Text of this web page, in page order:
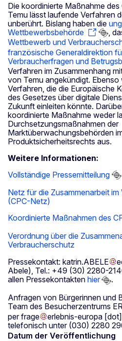
Die koordinierte Maßnahme
Temu lässt laufende Verfahren
unberührt. Bislang haben die
Wettbewerbsbehörde
,
Wettbewerb und
französische Generaldirektion
Verbraucherfragen und
Verfahren im Zusammenhang
von Temu angekündigt. Ebenso
Verfahren, die die Europäische
des Gesetzes über digitale
Zukunft einleiten könnte.
koordinierte Maßnahme weder
Durchsetzungsmaßnahmen der
Marktüberwachungsbehörden
Produktsicherheitsrechts aus.
Weitere Informationen:
Vollständige Pressemitteilung
Netz für die Zusammenarbeit
(CPC-Netz)
Koordinierte Maßnahmen des
Verordnung über die
Verbraucherschutz
Pressekontakt: katrin.ABELE
Abele), Tel.: +49 (30) 2280-
allen Pressekontakten hier
.
Anfragen von Bürgerinnen und
Team des Besucherzentrums
perfrage erlebnis-europa [dot]
telefonisch unter (030) 2280
Datum der Veröffentlichung